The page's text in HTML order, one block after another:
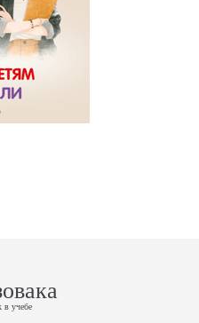
в учебе